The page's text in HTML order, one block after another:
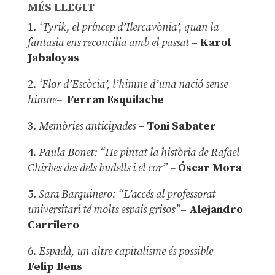
MÉS LLEGIT
1. ‘Tyrik, el príncep d’Ilercavònia’, quan la
fantasia ens reconcilia amb el passat– Karol
Jabaloyas
2. ‘Flor d’Escòcia’, l’himne d’una nació sense
himne– Ferran Esquilache
3. Memòries anticipades– Toni Sabater
4. Paula Bonet: “He pintat la història de Rafael
Chirbes des dels budells i el cor” –Óscar Mora
5. Sara Barquinero: “L’accés al professorat
universitari té molts espais grisos”– Alejandro
Carrilero
6. Espadà, un altre capitalisme és possible –
Felip Bens